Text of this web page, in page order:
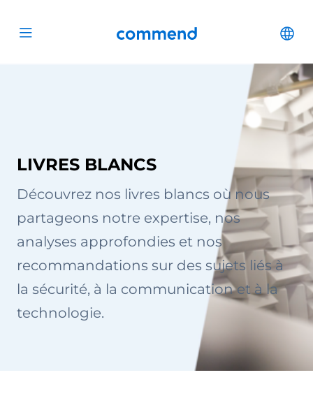
Open menu Commend
LIVRES BLANCS
Découvrez nos livres blancs où nous
partageons notre expertise, nos
analyses approfondies et nos
recommandations sur des sujets liés à
la sécurité, à la communication et à la
technologie.